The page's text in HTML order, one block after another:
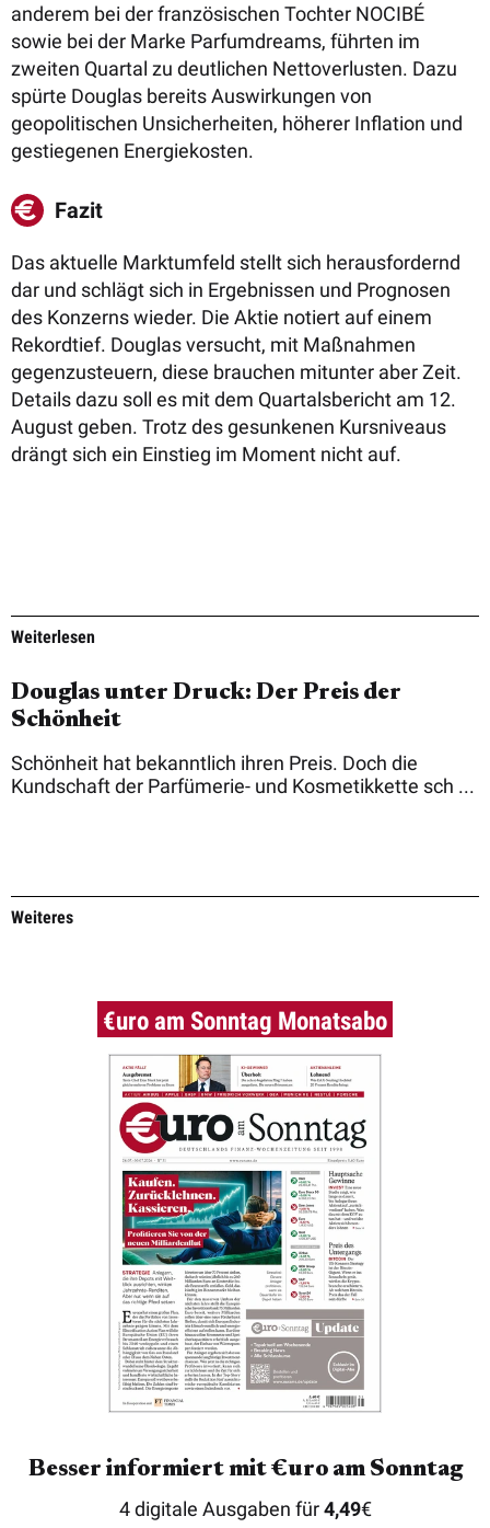
anderem bei der französischen Tochter NOCIBÉ
sowie bei der Marke Parfumdreams, führten im
zweiten Quartal zu deutlichen Nettoverlusten. Dazu
spürte Douglas bereits Auswirkungen von
geopolitischen Unsicherheiten, höherer Inflation und
gestiegenen Energiekosten.
Fazit
Das aktuelle Marktumfeld stellt sich herausfordernd
dar und schlägt sich in Ergebnissen und Prognosen
des Konzerns wieder. Die Aktie notiert auf einem
Rekordtief. Douglas versucht, mit Maßnahmen
gegenzusteuern, diese brauchen mitunter aber Zeit.
Details dazu soll es mit dem Quartalsbericht am 12.
August geben. Trotz des gesunkenen Kursniveaus
drängt sich ein Einstieg im Moment nicht auf.
Weiterlesen
Douglas unter Druck: Der Preis der
Schönheit
Schönheit hat bekanntlich ihren Preis. Doch die
Kundschaft der Parfümerie- und Kosmetikkette sch ...
Weiteres
€uro am Sonntag Monatsabo
Besser informiert mit €uro am Sonntag
4 digitale Ausgaben für4,49€